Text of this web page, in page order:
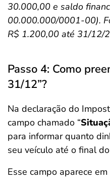
30.000,00 e saldo
00.000.000/0001-00).
R$ 1.200,00 até 31/12/
Passo 4: Como
31/12”?
Na declaração do
campo chamado “
para informar quanto
seu veículo até o final
Esse campo aparece